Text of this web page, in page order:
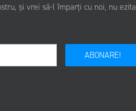
și vrei să-l împarți cu noi, nu ezita
ABONARE!